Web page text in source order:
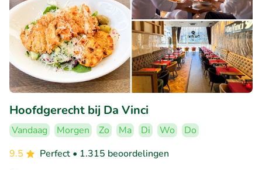
Hoofdgerecht bij Da Vinci
Vandaag Morgen Zo Ma Di Wo
Do
9.5
Perfect • 1.315 beoordelingen